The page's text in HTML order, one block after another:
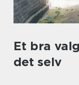
Et bra
det selv